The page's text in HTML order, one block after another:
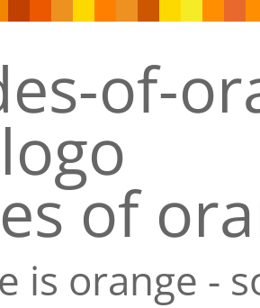
of
is orange -